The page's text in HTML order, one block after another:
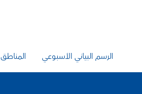
الرسم البياني الأسبوعي المناطق